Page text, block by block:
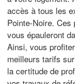
accès à tous les
Pointe-Noire.
vous épauleront
Ainsi, vous
meilleurs tarifs
la certitude de